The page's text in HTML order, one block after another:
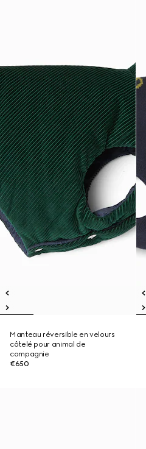
Manteau réversible en velours
côtelé pour animal de
compagnie
€650